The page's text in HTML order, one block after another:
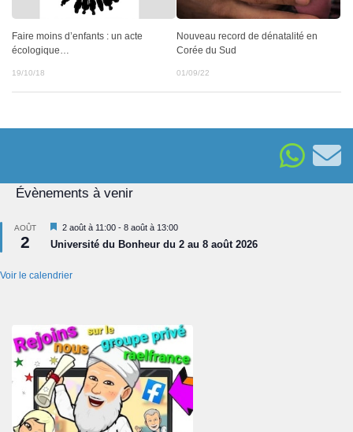
Faire moins d’enfants : un acte
écologique…
19/10/18
Nouveau record de dénatalité en
Corée du Sud
01/09/22
Évènements à venir
AOÛT
2
Mis
en
avant
2 août à 11:00 - 8 août à 13:00
Université du Bonheur du 2 au 8 août 2026
Voir le calendrier